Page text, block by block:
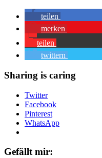
teilen
merken
teilen
twittern
Sharing is caring
Twitter
Facebook
Pinterest
WhatsApp
Gefällt mir: